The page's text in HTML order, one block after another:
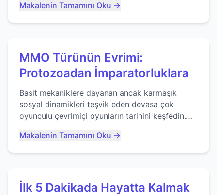
ustalaşacağınızı öğrenin...
Makalenin Tamamını Oku →
MMO Türünün Evrimi:
Protozoadan İmparatorluklara
Basit mekaniklere dayanan ancak karmaşık
sosyal dinamikleri teşvik eden devasa çok
oyunculu çevrimiçi oyunların tarihini keşfedin.
Makalenin Tamamını Oku →
İlk 5 Dakikada Hayatta Kalmak